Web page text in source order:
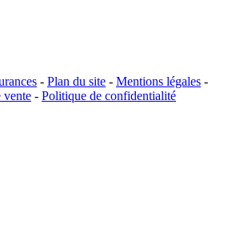
- Plan du site - Mentions légales -
vente - Politique de confidentialité